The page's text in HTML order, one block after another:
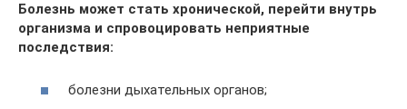
Болезнь может стать хронической, перейти внутрь
организма и спровоцировать неприятные
последствия:
болезни дыхательных органов;